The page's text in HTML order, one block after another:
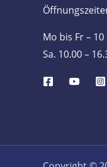
Mo bis Fr –
Sa. 10.00 –